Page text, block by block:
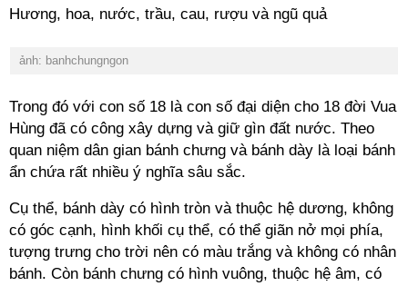
Hương, hoa, nước, trầu, cau, rượu và ngũ quả
ảnh: banhchungngon
Trong đó với con số 18 là con số đại diện cho 18 đời Vua
Hùng đã có công xây dựng và giữ gìn đất nước. Theo
quan niệm dân gian bánh chưng và bánh dày là loại bánh
ẩn chứa rất nhiều ý nghĩa sâu sắc.
Cụ thể, bánh dày có hình tròn và thuộc hệ dương, không
có góc cạnh, hình khối cụ thể, có thể giãn nở mọi phía,
tượng trưng cho trời nên có màu trắng và không có nhân
bánh. Còn bánh chưng có hình vuông, thuộc hệ âm, có